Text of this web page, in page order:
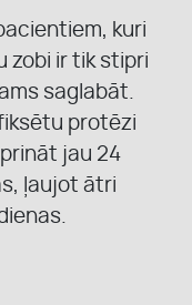
kuri
zobi ir tik stipri
saglabāt.
protēzi
jau 24
ļaujot ātri